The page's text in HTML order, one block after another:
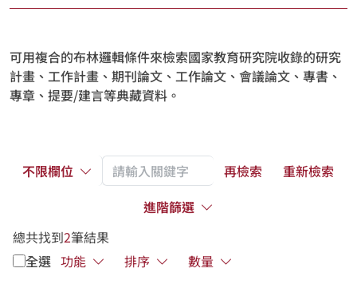
可用複合的布林邏輯條件來檢索國家教育研究院收錄的研究
計畫、工作計畫、期刊論文、工作論文、會議論文、專書、
專章、提要/建言等典藏資料。
不限欄位 再檢索
重新檢索
進階篩選
總共找到2筆結果
全選 功能 排序
數量